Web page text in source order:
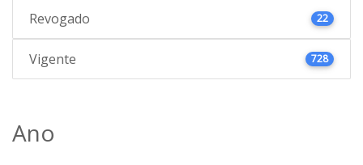
Revogado 22
Vigente 728
Ano